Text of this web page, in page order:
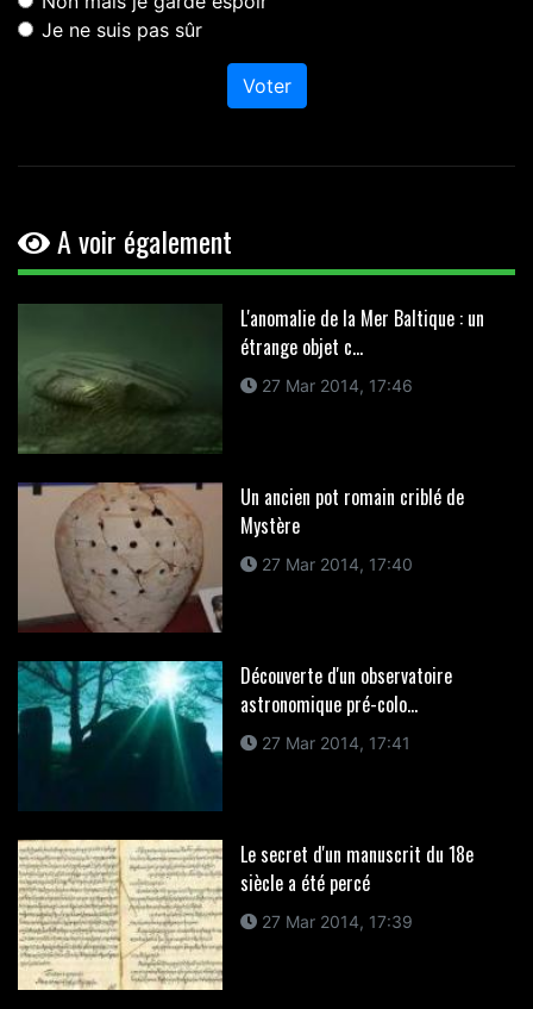
Je ne suis pas sûr
Voter
A voir également
L'anomalie de la Mer Baltique : un
étrange objet c...
27 Mar 2014, 17:46
Un ancien pot romain criblé de
Mystère
27 Mar 2014, 17:40
Découverte d'un observatoire
astronomique pré-colo...
27 Mar 2014, 17:41
Le secret d'un manuscrit du 18e
siècle a été percé
27 Mar 2014, 17:39